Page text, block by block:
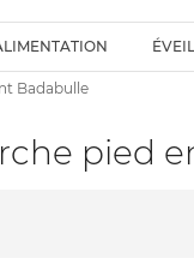
Badabulle
pied